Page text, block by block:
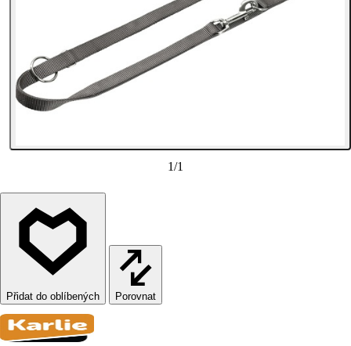
1/1
Porovnat